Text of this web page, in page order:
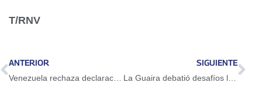
T/RNV
ANTERIOR SIGUIENTE
La Guaira debatió desafíos legales, ambientales y urbanísticos de la Zona Económica Especial